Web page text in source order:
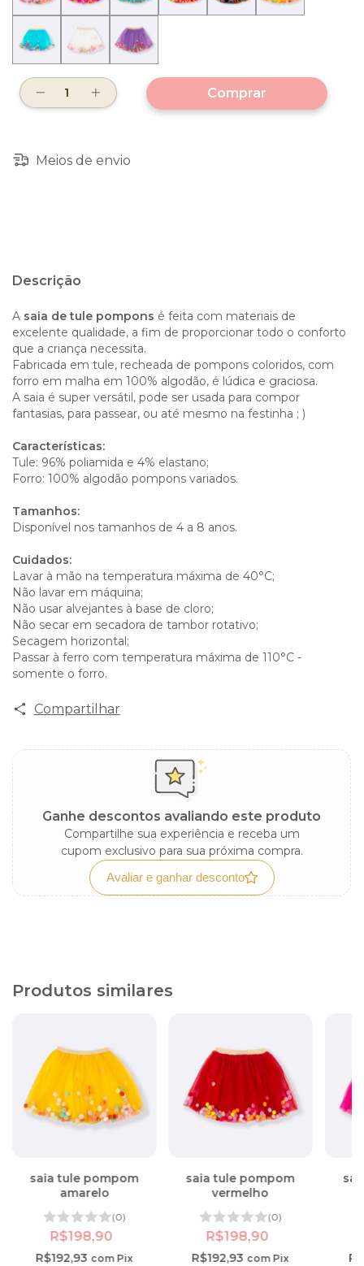
Meios de envio
Descrição
A saia de tule pompons é feita com materiais de
excelente qualidade, a fim de proporcionar todo o conforto
que a criança necessita.
Fabricada em tule, recheada de pompons coloridos, com
forro em malha em 100% algodão, é lúdica e graciosa.
A saia é super versátil, pode ser usada para compor
fantasias, para passear, ou até mesmo na festinha ; )
Características:
Tule: 96% poliamida e 4% elastano;
Forro: 100% algodão pompons variados.
Tamanhos:
Disponível nos tamanhos de 4 a 8 anos.
Cuidados:
Lavar à mão na temperatura máxima de 40°C;
Não lavar em máquina;
Não usar alvejantes à base de cloro;
Não secar em secadora de tambor rotativo;
Secagem horizontal;
Passar à ferro com temperatura máxima de 110°C -
somente o forro.
Compartilhar
Ganhe descontos avaliando este produto
Compartilhe sua experiência e receba um
cupom exclusivo para sua próxima compra.
Avaliar e ganhar desconto
Produtos similares
saia tule pompom
amarelo
(0)
R$198,90
R$192,93 com Pix
saia tule pompom
vermelho
(0)
R$198,90
R$192,93com Pix